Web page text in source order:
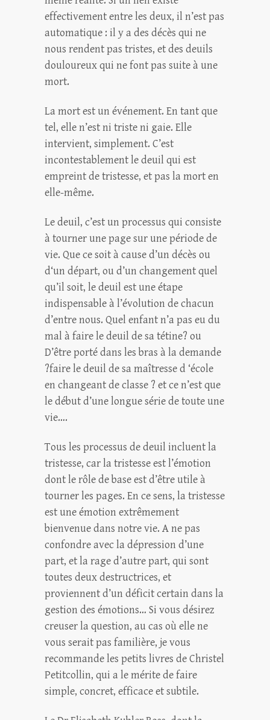
effectivement entre les deux, il n’est pas
automatique : il y a des décès qui ne
nous rendent pas tristes, et des deuils
douloureux qui ne font pas suite à une
mort.
La mort est un événement. En tant que
tel, elle n’est ni triste ni gaie. Elle
intervient, simplement. C’est
incontestablement le deuil qui est
empreint de tristesse, et pas la mort en
elle-même.
Le deuil, c’est un processus qui consiste
à tourner une page sur une période de
vie. Que ce soit à cause d’un décès ou
d‘un départ, ou d’un changement quel
qu’il soit, le deuil est une étape
indispensable à l’évolution de chacun
d’entre nous. Quel enfant n’a pas eu du
mal à faire le deuil de sa tétine? ou
D’être porté dans les bras à la demande
?faire le deuil de sa maîtresse d ‘école
en changeant de classe ? et ce n’est que
le début d’une longue série de toute une
vie….
Tous les processus de deuil incluent la
tristesse, car la tristesse est l’émotion
dont le rôle de base est d’être utile à
tourner les pages. En ce sens, la tristesse
est une émotion extrêmement
bienvenue dans notre vie. A ne pas
confondre avec la dépression d’une
part, et la rage d’autre part, qui sont
toutes deux destructrices, et
proviennent d’un déficit certain dans la
gestion des émotions… Si vous désirez
creuser la question, au cas où elle ne
vous serait pas familière, je vous
recommande les petits livres de Christel
Petitcollin, qui a le mérite de faire
simple, concret, efficace et subtile.